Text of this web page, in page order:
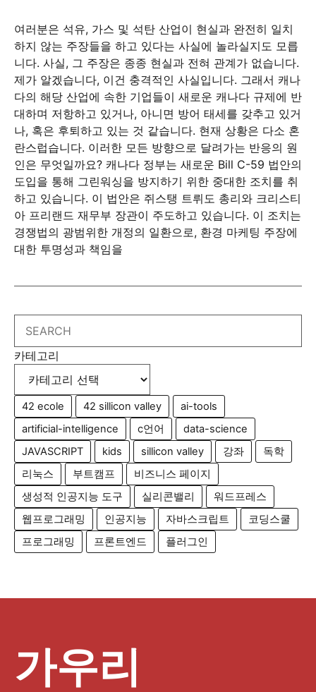
여러분은 석유, 가스 및 석탄 산업이 현실과 완전히 일치
하지 않는 주장들을 하고 있다는 사실에 놀라실지도 모릅
니다. 사실, 그 주장은 종종 현실과 전혀 관계가 없습니다.
제가 알겠습니다, 이건 충격적인 사실입니다. 그래서 캐나
다의 해당 산업에 속한 기업들이 새로운 캐나다 규제에 반
대하며 저항하고 있거나, 아니면 방어 태세를 갖추고 있거
나, 혹은 후퇴하고 있는 것 같습니다. 현재 상황은 다소 혼
란스럽습니다. 이러한 모든 방향으로 달려가는 반응의 원
인은 무엇일까요? 캐나다 정부는 새로운 Bill C-59 법안의
도입을 통해 그린워싱을 방지하기 위한 중대한 조치를 취
하고 있습니다. 이 법안은 쥐스탱 트뤼도 총리와 크리스티
아 프리랜드 재무부 장관이 주도하고 있습니다. 이 조치는
경쟁법의 광범위한 개정의 일환으로, 환경 마케팅 주장에
대한 투명성과 책임을
카테고리
42 ecole 42 sillicon valley
ai-tools
artificial-intelligence
c언어
data-science
JAVASCRIPT
kids sillicon valley 강좌
독학
리눅스
부트캠프
비즈니스 페이지
생성적 인공지능 도구
실리콘밸리
워드프레스
웹프로그래밍
인공지능 자바스크립트
코딩스쿨
프로그래밍
프론트엔드 플러그인
가우리